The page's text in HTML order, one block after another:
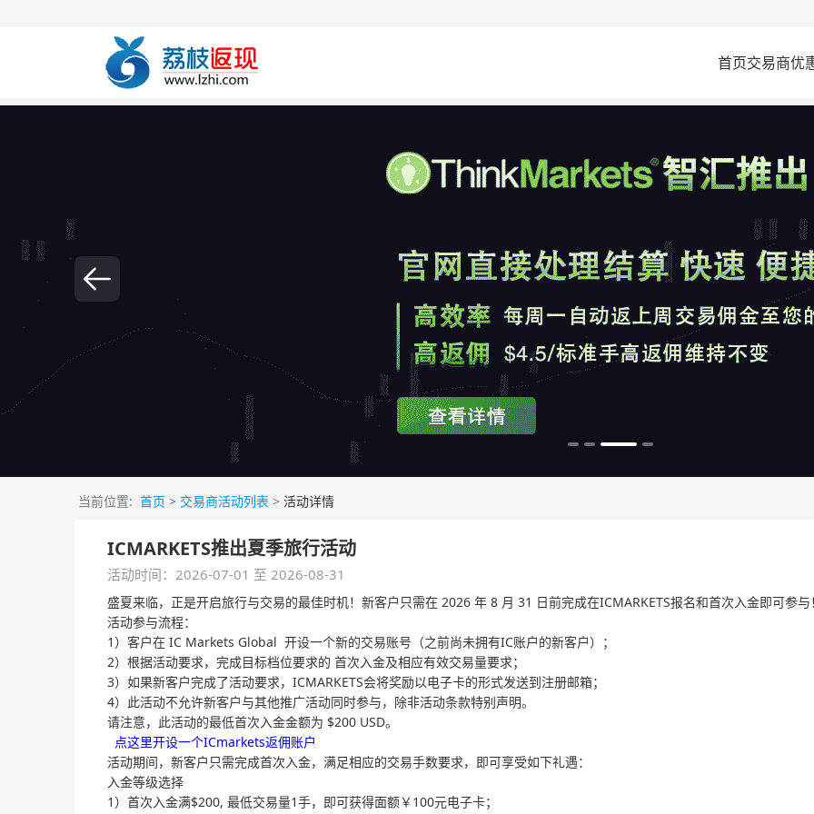
首页交易商优
当前位置: 首页 > 交易商活动列表 > 活动详情
ICMARKETS推出夏季旅行活动
活动时间：2026-07-01 至 2026-08-31
盛夏来临，正是开启旅行与交易的最佳时机！新客户只需在 2026 年 8 月 31 日前完成在ICMARKETS报名和首次入金即可参与
活动参与流程：
1）客户在 IC Markets Global 开设一个新的交易账号（之前尚未拥有IC账户的新客户）；
2）根据活动要求，完成目标档位要求的 首次入金及相应有效交易量要求；
3）如果新客户完成了活动要求，ICMARKETS会将奖励以电子卡的形式发送到注册邮箱；
4）此活动不允许新客户与其他推广活动同时参与，除非活动条款特别声明。
请注意，此活动的最低首次入金金额为 $200 USD。
点这里开设一个ICmarkets返佣账户
活动期间，新客户只需完成首次入金，满足相应的交易手数要求，即可享受如下礼遇：
入金等级选择
1）首次入金满$200, 最低交易量1手，即可获得面额￥100元电子卡；